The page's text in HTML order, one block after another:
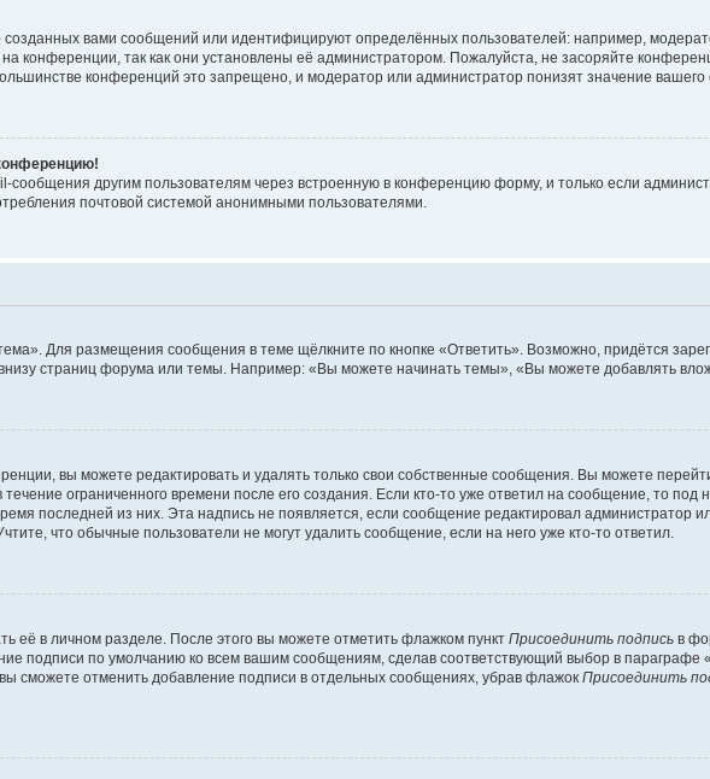
вами сообщений или идентифицируют определённых пользователей: например,
конференции, так как они установлены её администратором. Пожалуйста, не засоряйте
конференций это запрещено, и модератор или администратор понизят значение вашего
сообщения другим пользователям через встроенную в конференцию форму, и только если
почтовой системой анонимными пользователями.
Для размещения сообщения в теме щёлкните по кнопке «Ответить». Возможно, придётся
страниц форума или темы. Например: «Вы можете начинать темы», «Вы можете добавлять
вы можете редактировать и удалять только свои собственные сообщения. Вы можете
ограниченного времени после его создания. Если кто-то уже ответил на сообщение, то под
последней из них. Эта надпись не появляется, если сообщение редактировал администратор
что обычные пользователи не могут удалить сообщение, если на него уже кто-то ответил.
её в личном разделе. После этого вы можете отметить флажком пункт Присоединить подпись в
подписи по умолчанию ко всем вашим сообщениям, сделав соответствующий выбор в параграфе
сможете отменить добавление подписи в отдельных сообщениях, убрав флажок Присоединить